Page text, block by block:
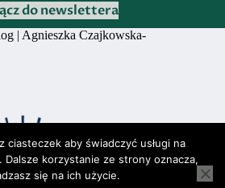
do newslettera
| Agnieszka Czajkowska-
ciasteczek aby świadczyć usługi na
Dalsze korzystanie ze strony oznacza,
się na ich użycie.